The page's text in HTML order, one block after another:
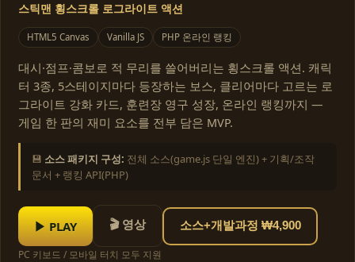
스틱맨 횡스크롤 로그라이트 액션
HTML5 Canvas Vanilla JS PHP 온라인 랭킹
대시·점프·콤보로 적 무리를 쓸어버리는 횡스크롤 액션. 캐릭
터 3종, 5스테이지마다 등장하는 보스, 클리어마다 고르는 로
그라이트 강화 카드, 훈련장 영구 성장, 온라인 랭킹까지 —
게임 한 판의 재미 요소를 전부 담은 MVP.
💾 소스 패키지 구성: 전체 소스(game.js 단일 엔진) + 기획/조작
문서 + 랭킹 API(PHP)
▶ PLAY 🎬 영상 소스+개발과정 ₩4,900
PC 키보드 / 모바일 터치 모두 지원